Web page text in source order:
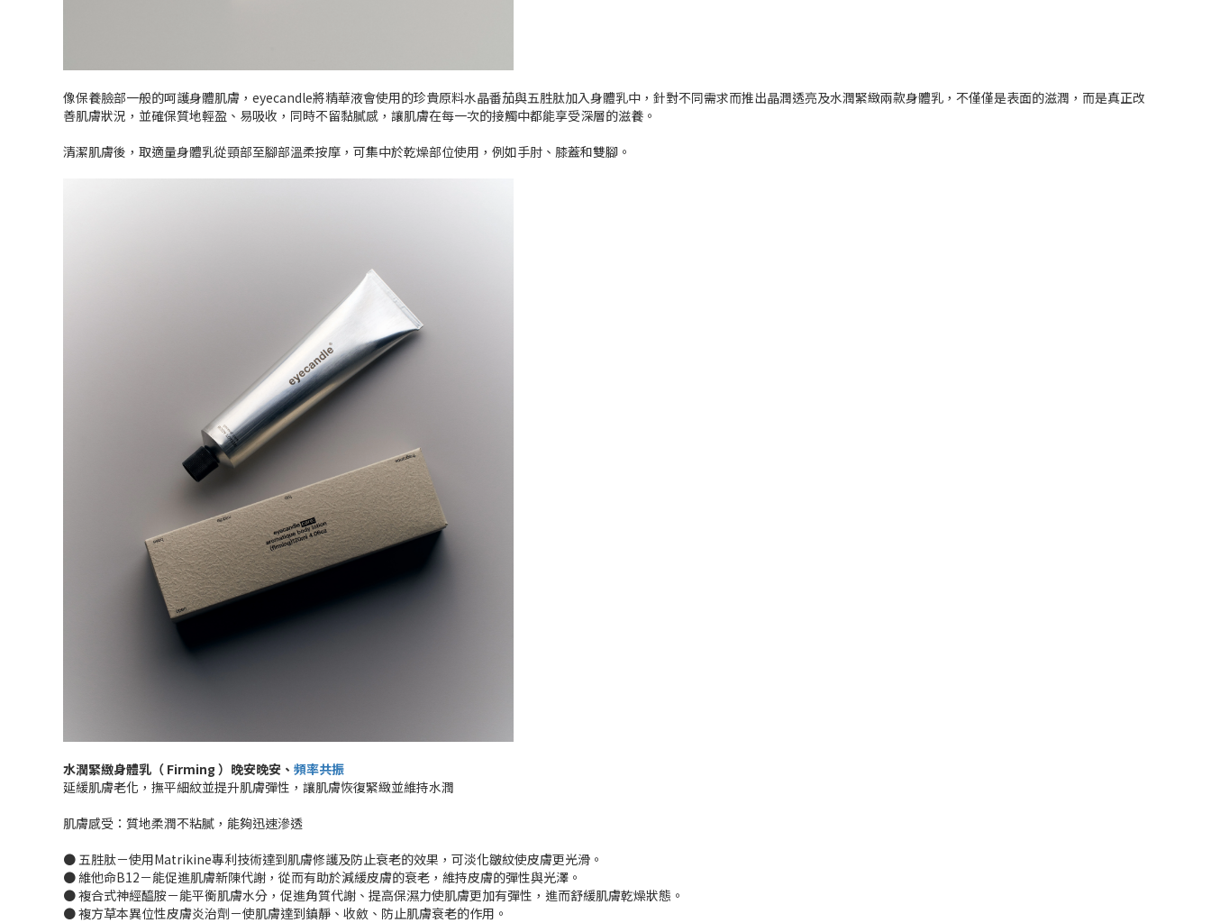
像保養臉部一般的呵護身體肌膚，eyecandle將精華液會使用的珍貴原料水晶番茄與五胜肽加入身體乳中，針對不同需求而推出晶潤透亮及水潤緊緻兩款身體乳，不僅僅是表面的滋潤，而是真正改
善肌膚狀況，並確保質地輕盈、易吸收，同時不留黏膩感，讓肌膚在每一次的接觸中都能享受深層的滋養。
清潔肌膚後，取適量身體乳從頸部至腳部溫柔按摩，可集中於乾燥部位使用，例如手肘、膝蓋和雙腳。
水潤緊緻身體乳（ Firming ） 晚安晚安、 頻率共振
延緩肌膚老化，撫平細紋並提升肌膚彈性，讓肌膚恢復緊緻並維持水潤
肌膚感受：質地柔潤不粘膩，能夠迅速滲透
● 五胜肽－使用Matrikine專利技術達到肌膚修護及防止衰老的效果，可淡化皺紋使皮膚更光滑。
● 維他命B12－能促進肌膚新陳代謝，從而有助於減緩皮膚的衰老，維持皮膚的彈性與光澤。
● 複合式神經醯胺－能平衡肌膚水分，促進角質代謝、提高保濕力使肌膚更加有彈性，進而舒緩肌膚乾燥狀態。
● 複方草本異位性皮膚炎治劑－使肌膚達到鎮靜、收斂、防止肌膚衰老的作用。